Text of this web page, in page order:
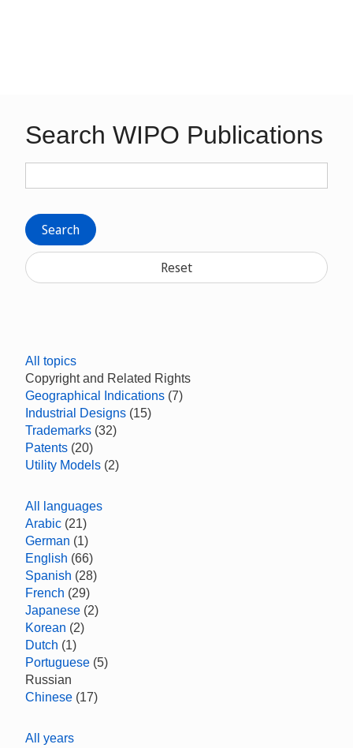
Search WIPO Publications
Search
Reset
All topics
Copyright and Related Rights
Geographical Indications (7)
Industrial Designs (15)
Trademarks (32)
Patents (20)
Utility Models (2)
All languages
Arabic (21)
German (1)
English (66)
Spanish (28)
French (29)
Japanese (2)
Korean (2)
Dutch (1)
Portuguese (5)
Russian
Chinese (17)
All years